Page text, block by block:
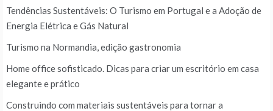
Tendências Sustentáveis: O Turismo em Portugal e a Adoção de
Energia Elétrica e Gás Natural
Turismo na Normandia, edição gastronomia
Home office sofisticado. Dicas para criar um escritório em casa
elegante e prático
Construindo com materiais sustentáveis para tornar a